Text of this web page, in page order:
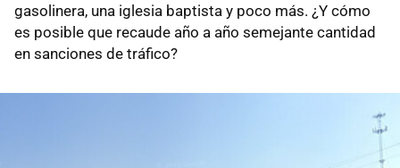
gasolinera, una iglesia baptista y poco más. ¿Y cómo
es posible que recaude año a año semejante cantidad
en sanciones de tráfico?